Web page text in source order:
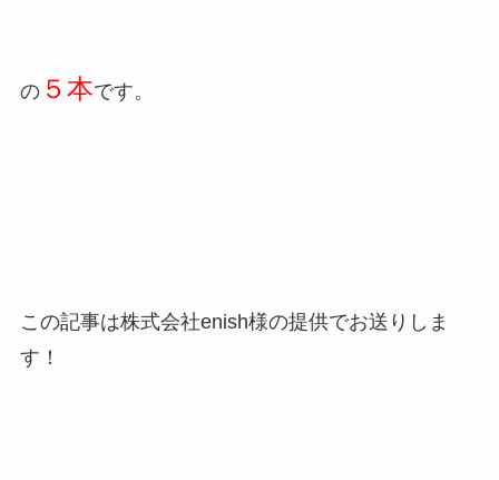
の５本です。
この記事は株式会社enish様の提供でお送りしま
す！